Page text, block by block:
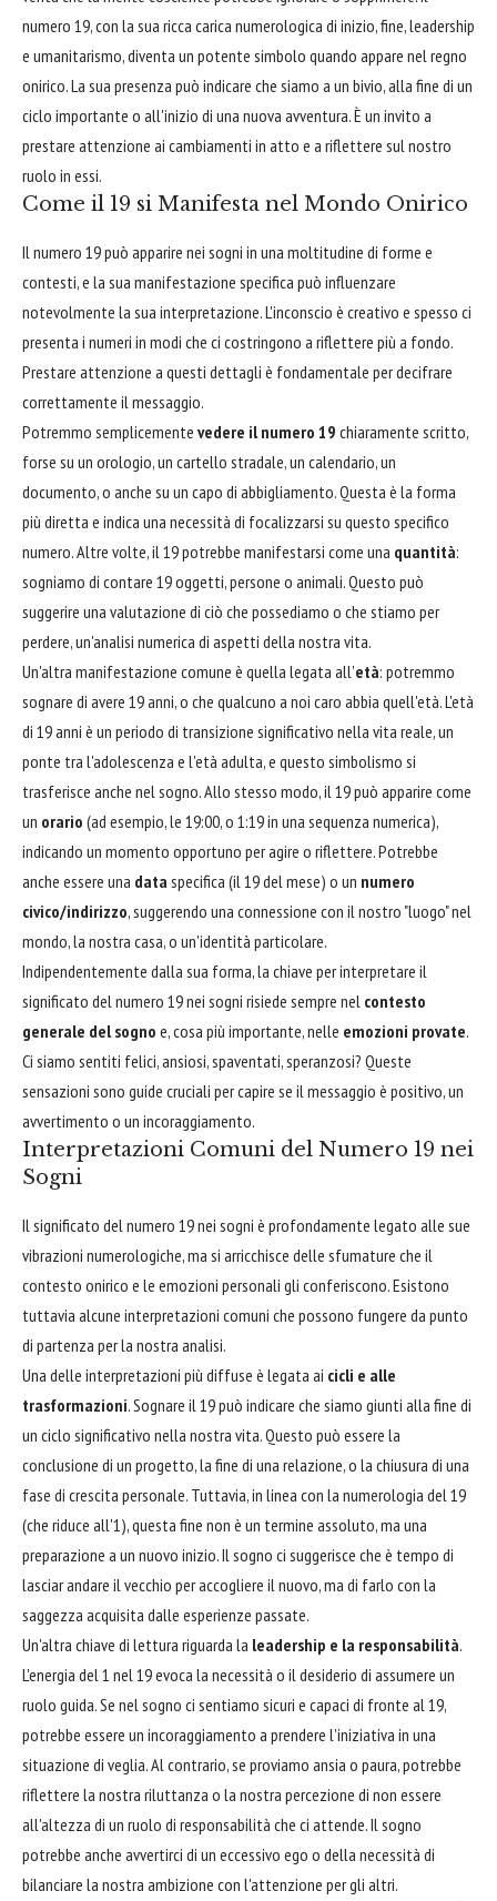
numero 19, con la sua ricca carica numerologica di inizio, fine, leadership
e umanitarismo, diventa un potente simbolo quando appare nel regno
onirico. La sua presenza può indicare che siamo a un bivio, alla fine di un
ciclo importante o all'inizio di una nuova avventura. È un invito a
prestare attenzione ai cambiamenti in atto e a riflettere sul nostro
ruolo in essi.
Come il 19 si Manifesta nel Mondo Onirico
Il numero 19 può apparire nei sogni in una moltitudine di forme e
contesti, e la sua manifestazione specifica può influenzare
notevolmente la sua interpretazione. L'inconscio è creativo e spesso ci
presenta i numeri in modi che ci costringono a riflettere più a fondo.
Prestare attenzione a questi dettagli è fondamentale per decifrare
correttamente il messaggio.
Potremmo semplicemente vedere il numero 19 chiaramente scritto,
forse su un orologio, un cartello stradale, un calendario, un
documento, o anche su un capo di abbigliamento. Questa è la forma
più diretta e indica una necessità di focalizzarsi su questo specifico
numero. Altre volte, il 19 potrebbe manifestarsi come una quantità:
sogniamo di contare 19 oggetti, persone o animali. Questo può
suggerire una valutazione di ciò che possediamo o che stiamo per
perdere, un'analisi numerica di aspetti della nostra vita.
Un'altra manifestazione comune è quella legata all'età: potremmo
sognare di avere 19 anni, o che qualcuno a noi caro abbia quell'età. L'età
di 19 anni è un periodo di transizione significativo nella vita reale, un
ponte tra l'adolescenza e l'età adulta, e questo simbolismo si
trasferisce anche nel sogno. Allo stesso modo, il 19 può apparire come
un orario (ad esempio, le 19:00, o 1:19 in una sequenza numerica),
indicando un momento opportuno per agire o riflettere. Potrebbe
anche essere una data specifica (il 19 del mese) o un numero
civico/indirizzo, suggerendo una connessione con il nostro "luogo" nel
mondo, la nostra casa, o un'identità particolare.
Indipendentemente dalla sua forma, la chiave per interpretare il
significato del numero 19 nei sogni risiede sempre nel contesto
generale del sogno e, cosa più importante, nelle emozioni provate.
Ci siamo sentiti felici, ansiosi, spaventati, speranzosi? Queste
sensazioni sono guide cruciali per capire se il messaggio è positivo, un
avvertimento o un incoraggiamento.
Interpretazioni Comuni del Numero 19 nei
Sogni
Il significato del numero 19 nei sogni è profondamente legato alle sue
vibrazioni numerologiche, ma si arricchisce delle sfumature che il
contesto onirico e le emozioni personali gli conferiscono. Esistono
tuttavia alcune interpretazioni comuni che possono fungere da punto
di partenza per la nostra analisi.
Una delle interpretazioni più diffuse è legata ai cicli e alle
trasformazioni. Sognare il 19 può indicare che siamo giunti alla fine di
un ciclo significativo nella nostra vita. Questo può essere la
conclusione di un progetto, la fine di una relazione, o la chiusura di una
fase di crescita personale. Tuttavia, in linea con la numerologia del 19
(che riduce all'1), questa fine non è un termine assoluto, ma una
preparazione a un nuovo inizio. Il sogno ci suggerisce che è tempo di
lasciar andare il vecchio per accogliere il nuovo, ma di farlo con la
saggezza acquisita dalle esperienze passate.
Un'altra chiave di lettura riguarda la leadership e la responsabilità.
L'energia del 1 nel 19 evoca la necessità o il desiderio di assumere un
ruolo guida. Se nel sogno ci sentiamo sicuri e capaci di fronte al 19,
potrebbe essere un incoraggiamento a prendere l'iniziativa in una
situazione di veglia. Al contrario, se proviamo ansia o paura, potrebbe
riflettere la nostra riluttanza o la nostra percezione di non essere
all'altezza di un ruolo di responsabilità che ci attende. Il sogno
potrebbe anche avvertirci di un eccessivo ego o della necessità di
bilanciare la nostra ambizione con l'attenzione per gli altri.